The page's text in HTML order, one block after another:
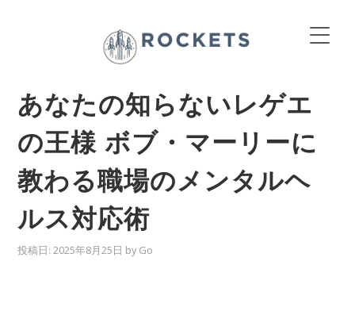
あなたの知らないレゲエ
の王様 ボブ・マーリーに
教わる職場のメンタルヘ
ルス対応術
投稿日: 2025年8月25日 by Go